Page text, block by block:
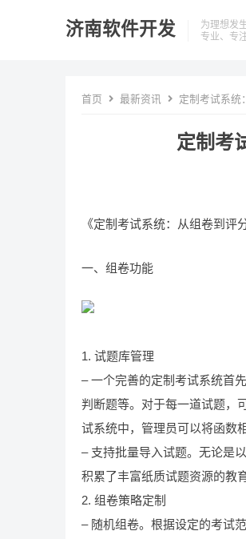
济南软件开发
为理想发
专业、专
首页 最新资讯 定制考试系统
定制考
《定制考试系统：从组卷到评
一、组卷功能
1. 试题库管理
– 一个完善的定制考试系统首
判断题等。对于每一道试题，
试系统中，管理员可以将函数
– 支持批量导入试题。无论是
积累了丰富纸质试题资源的教
2. 组卷策略定制
– 随机组卷。根据设定的考试